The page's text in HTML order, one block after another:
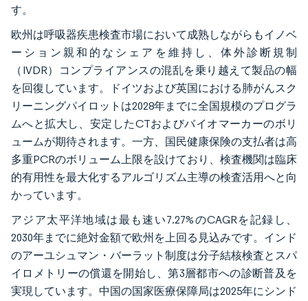
す。
欧州は呼吸器疾患検査市場において成熟しながらもイノベ
ーション親和的なシェアを維持し、体外診断規制
（IVDR）コンプライアンスの混乱を乗り越えて製品の幅
を回復しています。ドイツおよび英国における肺がんスク
リーニングパイロットは2028年までに全国規模のプログラ
ムへと拡大し、安定したCTおよびバイオマーカーのボリ
ュームが期待されます。一方、国民健康保険の支払者は高
多重PCRのボリューム上限を設けており、検査機関は臨床
的有用性を最大化するアルゴリズム主導の検査活用へと向
かっています。
アジア太平洋地域は最も速い7.27%のCAGRを記録し、
2030年までに絶対金額で欧州を上回る見込みです。インド
のアーユシュマン・バーラット制度は分子結核検査とスパ
イロメトリーの償還を開始し、第3層都市への診断普及を
実現しています。中国の国家医療保障局は2025年にシンド